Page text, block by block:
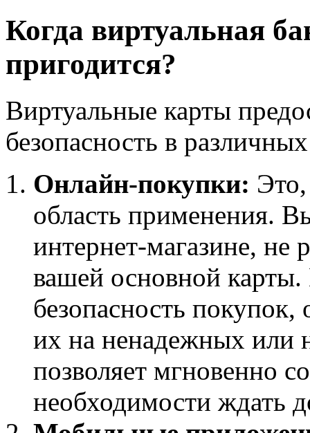
Когда виртуальная
пригодится?
Виртуальные карты
безопасность в
Онлайн-покупки:
область применения.
интернет-магазине, не
вашей основной карты.
безопасность
их на ненадежных или
позволяет мгновенно
необходимости ждать